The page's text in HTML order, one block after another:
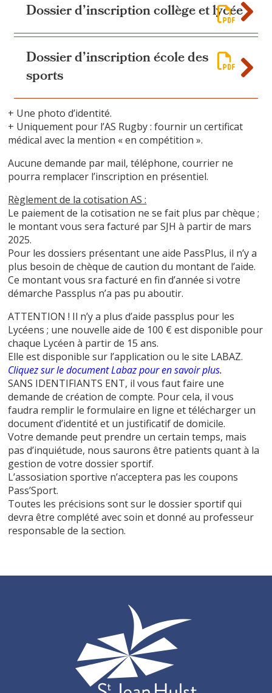
Dossier d’inscription collège et lycée
Dossier d’inscription école des
sports
+ Une photo d’identité.
+ Uniquement pour l’AS Rugby : fournir un certificat
médical avec la mention « en compétition ».
Aucune demande par mail, téléphone, courrier ne
pourra remplacer l’inscription en présentiel.
Règlement de la cotisation AS :
Le paiement de la cotisation ne se fait plus par chèque ;
le montant vous sera facturé par SJH à partir de mars
2025.
Pour les dossiers présentant une aide PassPlus, il n’y a
plus besoin de chèque de caution du montant de l’aide.
Ce montant vous sra facturé en fin d’année si votre
démarche Passplus n’a pas pu aboutir.
ATTENTION ! Il n’y a plus d’aide passplus pour les
Lycéens ; une nouvelle aide de 100 € est disponible pour
chaque Lycéen à partir de 15 ans.
Elle est disponible sur l’application ou le site LABAZ.
Cliquez sur le document Labaz pour en savoir plus.
SANS IDENTIFIANTS ENT, il vous faut faire une
demande de création de compte. Pour cela, il vous
faudra remplir le formulaire en ligne et télécharger un
document d’identité et un justificatif de domicile.
Votre demande peut prendre un certain temps, mais
pas d’inquiétude, nous saurons être patients quant à la
gestion de votre dossier sportif.
L’assosiation sportive n’acceptera pas les coupons
Pass’Sport.
Toutes les précisions sont sur le dossier sportif qui
devra être complété avec soin et donné au professeur
responsable de la section.